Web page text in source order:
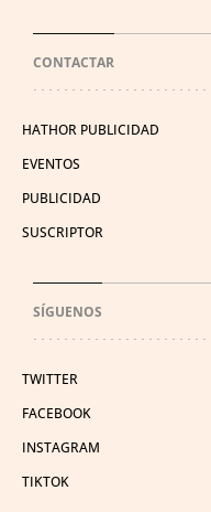
CONTACTAR
HATHOR PUBLICIDAD
EVENTOS
PUBLICIDAD
SUSCRIPTOR
SÍGUENOS
TWITTER
FACEBOOK
INSTAGRAM
TIKTOK